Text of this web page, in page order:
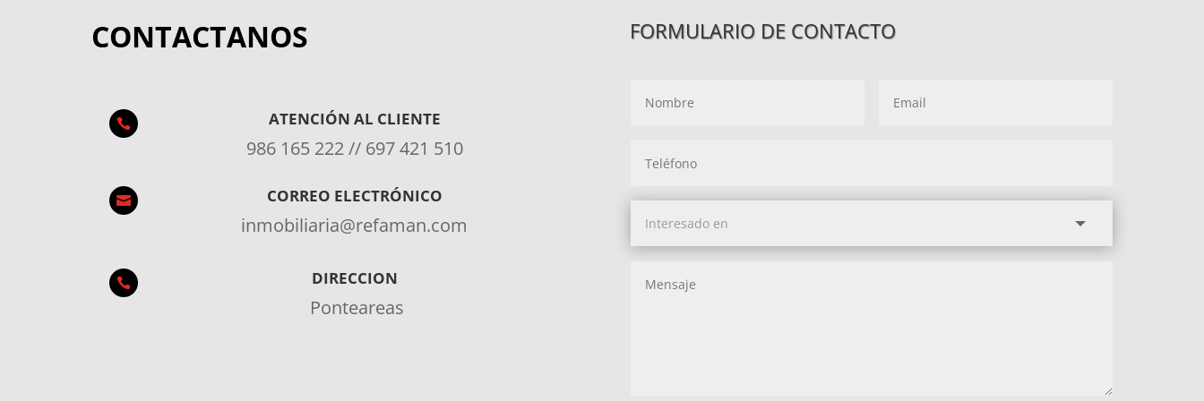
CONTACTANOS
 ATENCIÓN AL CLIENTE
986 165 222 // 697 421 510
 CORREO ELECTRÓNICO
inmobiliaria@refaman.com
 DIRECCION
Ponteareas
FORMULARIO DE CONTACTO